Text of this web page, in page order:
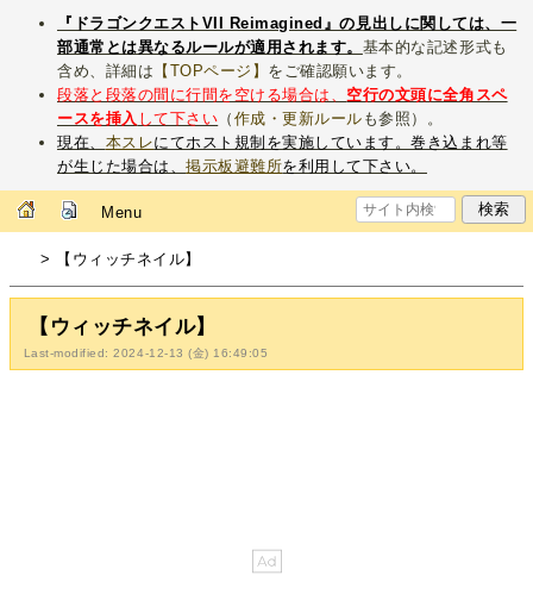
『ドラゴンクエストVII Reimagined』の見出しに関しては、一
部通常とは異なるルールが適用されます。 基本的な記述形式も
含め、詳細は 【TOPページ】 をご確認願います。
段落と段落の間に行間を空ける場合は、 空行の文頭に全角スペ
ースを挿入 して下さい （ 作成・更新ルール も参照）。
現在、 本スレにてホスト規制を実施しています。巻き込まれ等
が生じた場合は、掲示板避難所を利用して下さい。
Menu
> 【ウィッチネイル】
【ウィッチネイル】
Last-modified: 2024-12-13 (金) 16:49:05